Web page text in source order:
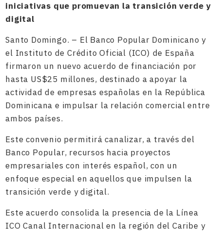
iniciativas que promuevan la transición verde y
digital
Santo Domingo. – El Banco Popular Dominicano y
el Instituto de Crédito Oficial (ICO) de España
firmaron un nuevo acuerdo de financiación por
hasta US$25 millones, destinado a apoyar la
actividad de empresas españolas en la República
Dominicana e impulsar la relación comercial entre
ambos países.
Este convenio permitirá canalizar, a través del
Banco Popular, recursos hacia proyectos
empresariales con interés español, con un
enfoque especial en aquellos que impulsen la
transición verde y digital.
Este acuerdo consolida la presencia de la Línea
ICO Canal Internacional en la región del Caribe y